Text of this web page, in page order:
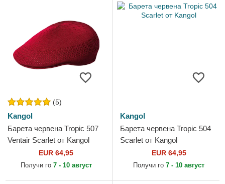
(5)
Kangol
Барета червена Tropic 507
Ventair Scarlet от Kangol
EUR 64,95
Получи го 7 - 10 август
Kangol
Барета червена Tropic 504
Scarlet от Kangol
EUR 64,95
Получи го 7 - 10 август